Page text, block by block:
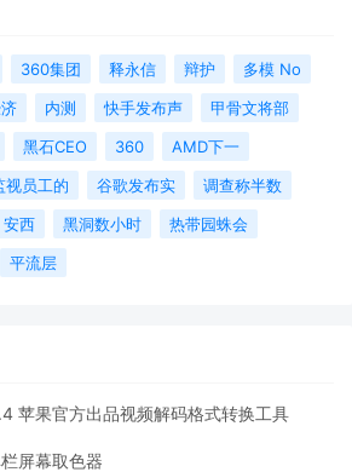
360集团 释永信 辩护
多模 No
内测 快手发布声
甲骨文将部
黑石CEO 360
AMD下一
视员工的 谷歌发布实
调查称半数
安西 黑洞数小时
热带园蛛会
平流层
苹果官方出品视频解码格式转换工具
屏幕取色器